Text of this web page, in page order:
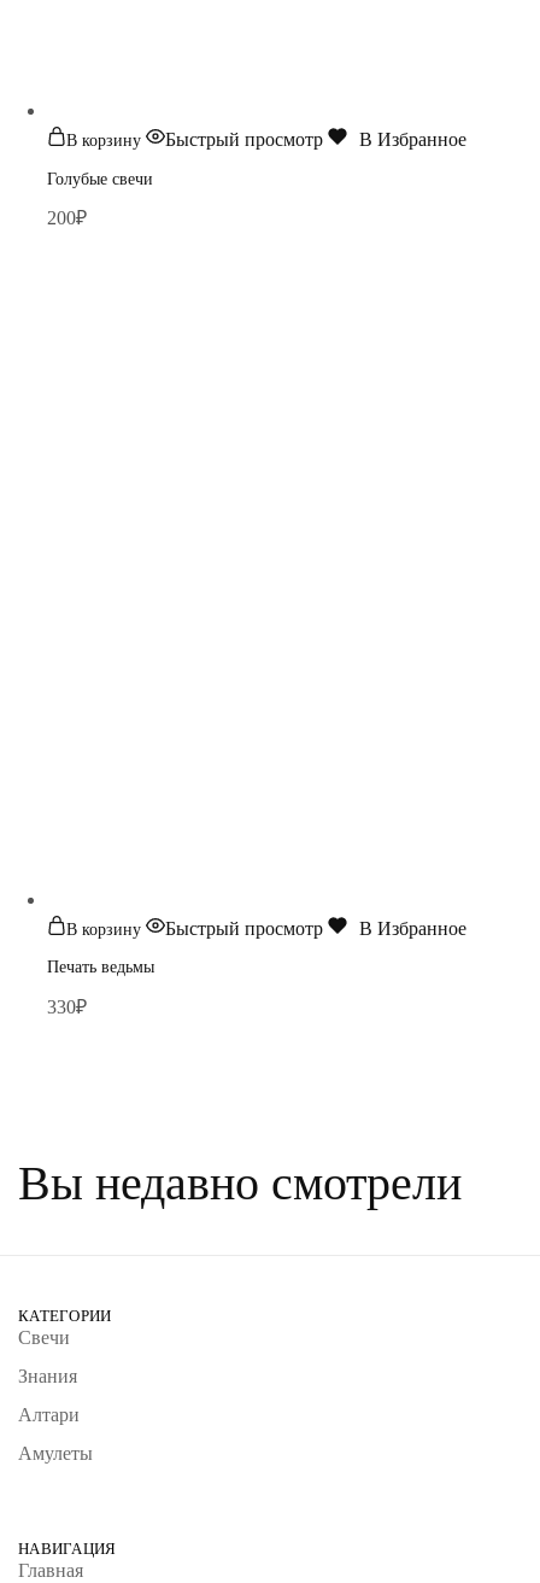
В корзину Быстрый просмотр В Избранное
Голубые свечи
200₽
В корзину Быстрый просмотр В Избранное
Печать ведьмы
330₽
Вы недавно смотрели
КАТЕГОРИИ
Свечи
Знания
Алтари
Амулеты
НАВИГАЦИЯ
Главная